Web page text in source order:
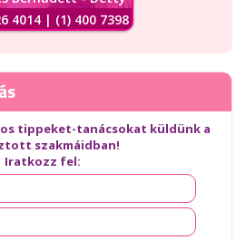
4014 | (1) 400 7398
tippeket-tanácsokat küldünk a
szakmáidban!
Iratkozz fel: